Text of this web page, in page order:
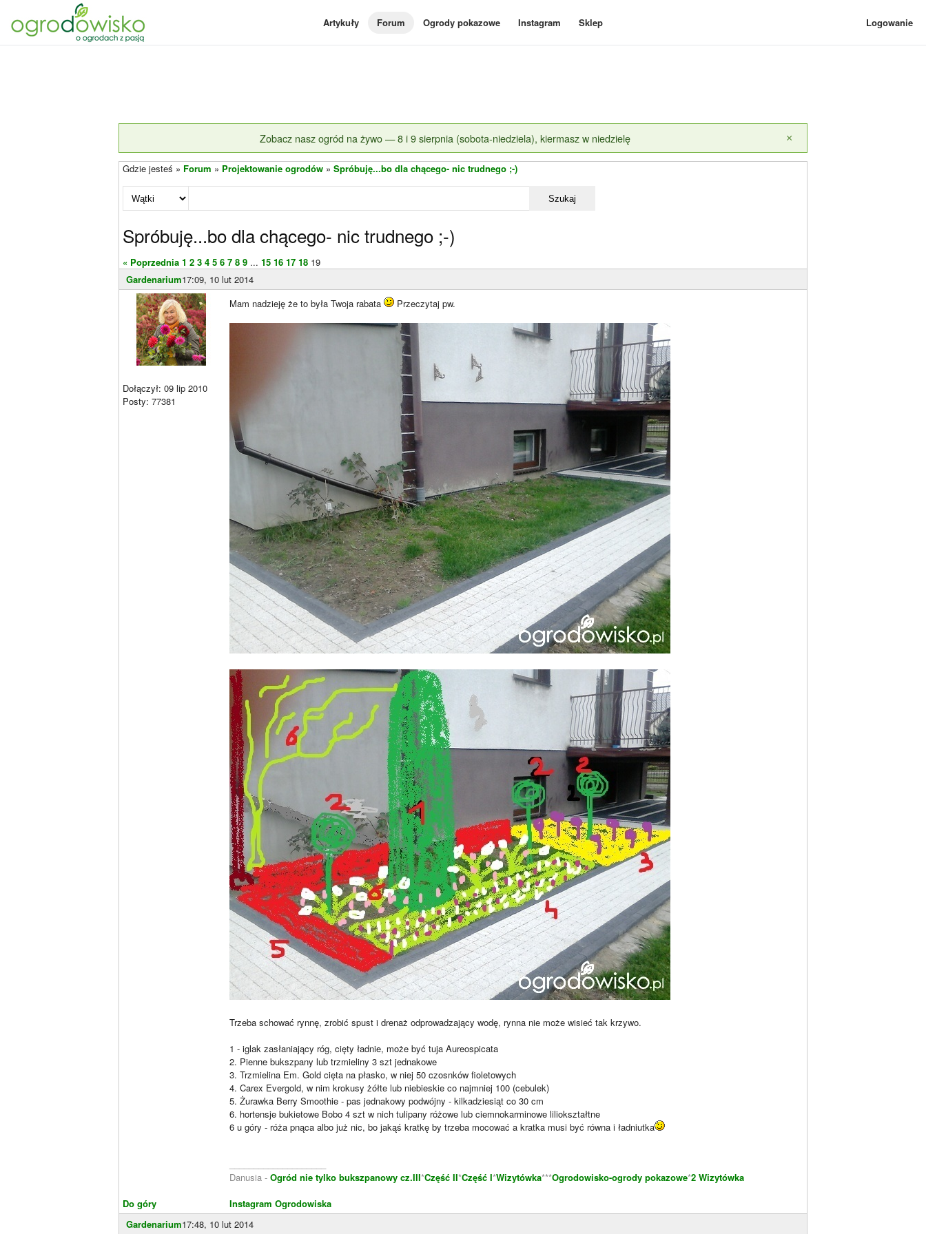
Artykuły Forum Ogrody pokazowe Instagram Sklep Logowanie
Zobacz nasz ogród na żywo — 8 i 9 sierpnia (sobota-niedziela), kiermasz w niedzielę ×
Gdzie jesteś » Forum » Projektowanie ogrodów » Spróbuję...bo dla chącego- nic trudnego ;-)
Szukaj
Spróbuję...bo dla chącego- nic trudnego ;-)
« Poprzednia 1 2 3 4 5 6 7 8 9 ... 15 16 17 18 19
Gardenarium17:09, 10 lut 2014
Dołączył: 09 lip 2010
Posty: 77381
Do góry
Mam nadzieję że to była Twoja rabata Przeczytaj pw.
Trzeba schować rynnę, zrobić spust i drenaż odprowadzający wodę, rynna nie może wisieć tak krzywo.
1 - iglak zasłaniający róg, cięty ładnie, może być tuja Aureospicata
2. Pienne bukszpany lub trzmieliny 3 szt jednakowe
3. Trzmielina Em. Gold cięta na płasko, w niej 50 czosnków fioletowych
4. Carex Evergold, w nim krokusy żółte lub niebieskie co najmniej 100 (cebulek)
5. Żurawka Berry Smoothie - pas jednakowy podwójny - kilkadziesiąt co 30 cm
6. hortensje bukietowe Bobo 4 szt w nich tulipany różowe lub ciemnokarminowe liliokształtne
6 u góry - róża pnąca albo już nic, bo jakąś kratkę by trzeba mocować a kratka musi być równa i ładniutka
Danusia - Ogród nie tylko bukszpanowy cz.III*Część II*Część I*Wizytówka***Ogrodowisko-ogrody pokazowe*2 Wizytówka
Instagram Ogrodowiska
Gardenarium17:48, 10 lut 2014